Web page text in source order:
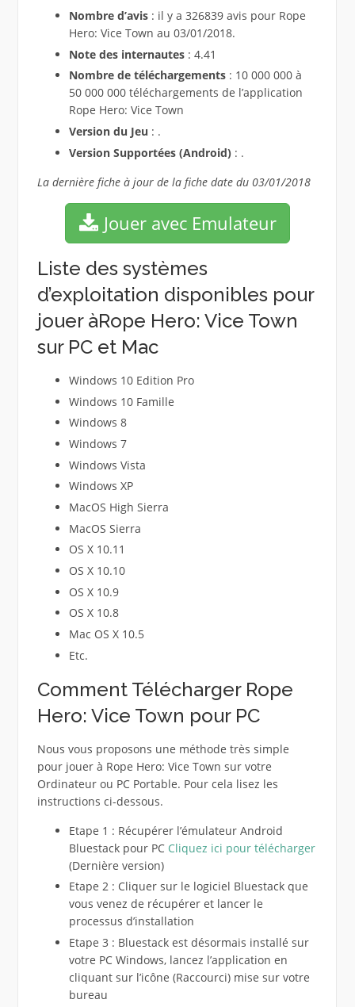
Nombre d’avis: il y a 326839 avis pour Rope
Hero: Vice Town au 03/01/2018.
Note des internautes: 4.41
Nombre de téléchargements : 10 000 000 à
50 000 000 téléchargements de l’application
Rope Hero: Vice Town
Version du Jeu : .
Version Supportées (Android): .
La dernière fiche à jour de la fiche date du 03/01/2018
Jouer avec Emulateur
Liste des systèmes
d’exploitation disponibles pour
jouer àRope Hero: Vice Town
sur PC et Mac
Windows 10 Edition Pro
Windows 10 Famille
Windows 8
Windows 7
Windows Vista
Windows XP
MacOS High Sierra
MacOS Sierra
OS X 10.11
OS X 10.10
OS X 10.9
OS X 10.8
Mac OS X 10.5
Etc.
Comment Télécharger Rope
Hero: Vice Town pour PC
Nous vous proposons une méthode très simple
pour jouer à Rope Hero: Vice Town sur votre
Ordinateur ou PC Portable. Pour cela lisez les
instructions ci-dessous.
Etape 1 : Récupérer l’émulateur Android
Bluestack pour PC Cliquez ici pour télécharger
(Dernière version)
Etape 2 : Cliquer sur le logiciel Bluestack que
vous venez de récupérer et lancer le
processus d’installation
Etape 3 : Bluestack est désormais installé sur
votre PC Windows, lancez l’application en
cliquant sur l’icône (Raccourci) mise sur votre
bureau